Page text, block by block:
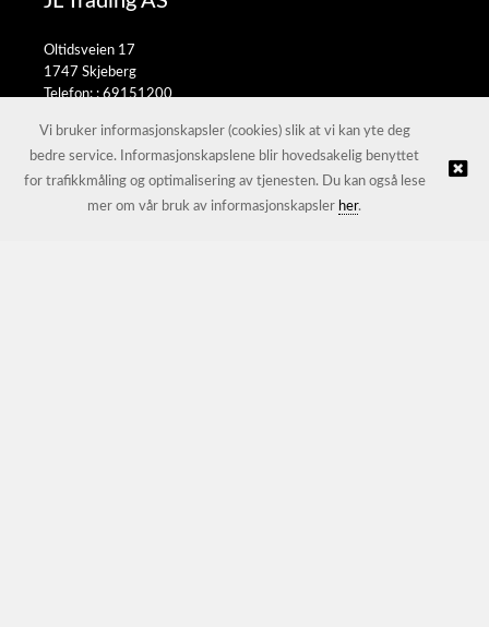
Oltidsveien 17
1747 Skjeberg
Telefon: :69151200
© JL Trading AS |Nettbutikk levert av Kréatif
Vi bruker informasjonskapsler (cookies) slik at vi kan yte deg
bedre service. Informasjonskapslene blir hovedsakelig benyttet
for trafikkmåling og optimalisering av tjenesten. Du kan også lese
mer om vår bruk av informasjonskapsler her.